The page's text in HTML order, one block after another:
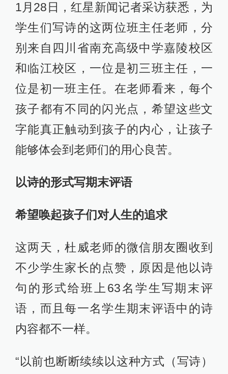
1月28日，红星新闻记者采访获悉，为
学生们写诗的这两位班主任老师，分
别来自四川省南充高级中学嘉陵校区
和临江校区，一位是初三班主任，一
位是初一班主任。在老师看来，每个
孩子都有不同的闪光点，希望这些文
字能真正触动到孩子的内心，让孩子
能够体会到老师们的用心良苦。
以诗的形式写期末评语
希望唤起孩子们对人生的追求
这两天，杜威老师的微信朋友圈收到
不少学生家长的点赞，原因是他以诗
句的形式给班上63名学生写期末评
语，而且每一名学生期末评语中的诗
内容都不一样。
“以前也断断续续以这种方式（写诗）